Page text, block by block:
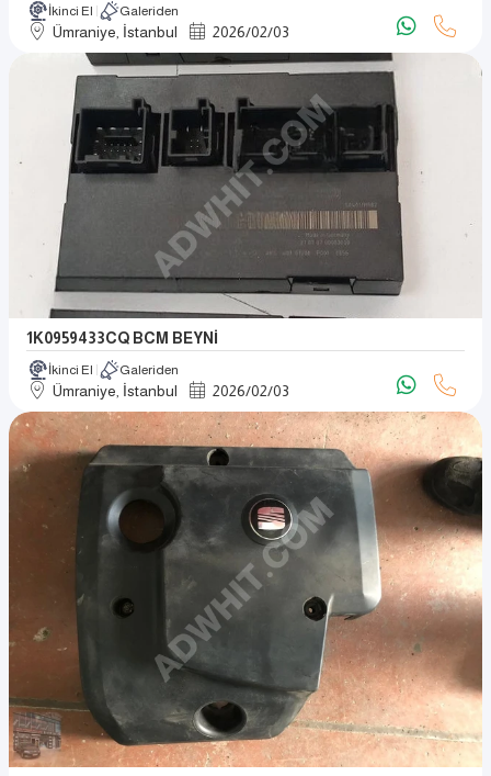
İkinci El Galeriden
Ümraniye, İstanbul 2026/02/03
1K0959433CQ BCM BEYNİ
İkinci El Galeriden
Ümraniye, İstanbul 2026/02/03